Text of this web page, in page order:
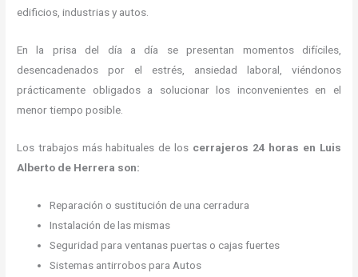
edificios, industrias y autos.
En la prisa del día a día se presentan momentos difíciles,
desencadenados por el estrés, ansiedad laboral, viéndonos
prácticamente obligados a solucionar los inconvenientes en el
menor tiempo posible.
Los trabajos más habituales de los cerrajeros 24 horas en Luis
Alberto de Herrera son:
Reparación o sustitución de una cerradura
Instalación de las mismas
Seguridad para ventanas puertas o cajas fuertes
Sistemas antirrobos para Autos